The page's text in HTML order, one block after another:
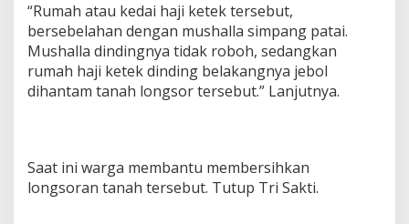
“Rumah atau kedai haji ketek tersebut,
bersebelahan dengan mushalla simpang patai.
Mushalla dindingnya tidak roboh, sedangkan
rumah haji ketek dinding belakangnya jebol
dihantam tanah longsor tersebut.” Lanjutnya.
Saat ini warga membantu membersihkan
longsoran tanah tersebut. Tutup Tri Sakti.